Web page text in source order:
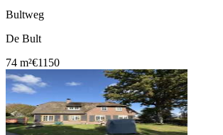
Bultweg
De Bult
74 m²€1150